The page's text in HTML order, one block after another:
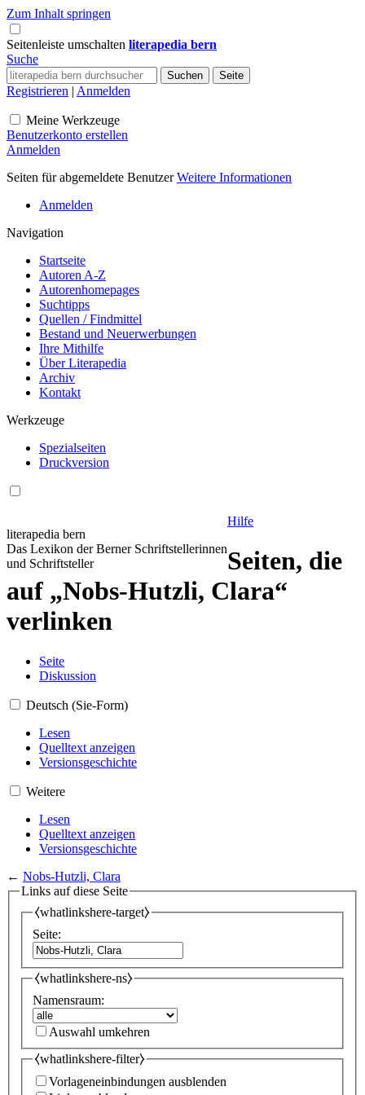
Zum Inhalt springen
Seitenleiste umschalten literapedia bern
Suche
Registrieren | Anmelden
Meine Werkzeuge
Benutzerkonto erstellen
Anmelden
Seiten für abgemeldete BenutzerWeitere Informationen
Anmelden
Navigation
Startseite
Autoren A-Z
Autorenhomepages
Suchtipps
Quellen / Findmittel
Bestand und Neuerwerbungen
Ihre Mithilfe
Über Literapedia
Archiv
Kontakt
Werkzeuge
Spezialseiten
Druckversion
literapedia bern
Das Lexikon der Berner Schriftstellerinnen
und Schriftsteller
Hilfe
Seiten, die
auf „Nobs-Hutzli, Clara“
verlinken
Seite
Diskussion
Deutsch (Sie-Form)
Lesen
Quelltext anzeigen
Versionsgeschichte
Weitere
Lesen
Quelltext anzeigen
Versionsgeschichte
← Nobs-Hutzli, Clara
Links auf diese Seite
⧼whatlinkshere-target⧽
Seite:
⧼whatlinkshere-ns⧽
Namensraum:
Auswahl umkehren
⧼whatlinkshere-filter⧽
Vorlageneinbindungen ausblenden